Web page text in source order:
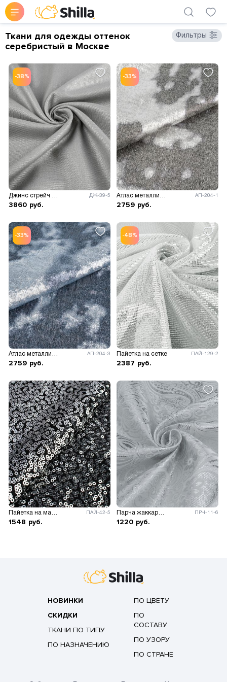
Ткани для одежды оттенок
серебристый в Москве
Фильтры
-38%
ДЖ-39-5
3860 руб.
-33%
АП-204-1
2759 руб.
-33%
Атлас металлик Млечный путь АП-204-3
2759 руб.
-48%
Пайетка на сетке ПАЙ-129-2
2387 руб.
ПАЙ-42-5
1548 руб.
ПРЧ-11-6
1220 руб.
НОВИНКИ
СКИДКИ
ТКАНИ ПО ТИПУ
ПО НАЗНАЧЕНИЮ
ПО ЦВЕТУ
ПО
СОСТАВУ
ПО УЗОРУ
ПО СТРАНЕ